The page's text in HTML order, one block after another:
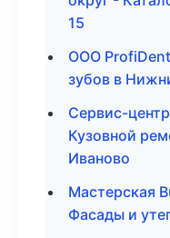
15
ООО
зубов в
Сервис-
Кузовной
Иваново
Мастерская
Фасады и